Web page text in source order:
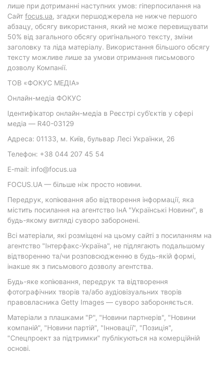
лише при дотриманні наступних умов: гіперпосилання на
Cайт focus.ua, згадки першоджерела не нижче першого
абзацу, обсягу використання, який не може перевищувати
50% від загального обсягу оригінального тексту, зміни
заголовку та ліда матеріалу. Використання більшого обсягу
тексту можливе лише за умови отримання письмового
дозволу Компанії.
ТОВ «ФОКУС МЕДІА»
Онлайн-медіа ФОКУС
Ідентифікатор онлайн-медіа в Реєстрі суб’єктів у сфері
медіа — R40-03129
Адреса: 01133, м. Київ, бульвар Лесі Українки, 26
Телефон: +38 044 207 45 54
E-mail: info@focus.ua
FOCUS.UA — більше ніж просто новини.
Передрук, копіювання або відтворення інформації, яка
містить посилання на агентство ІнА "Українські Новини", в
будь-якому вигляді суворо заборонені.
Всі матеріали, які розміщені на цьому сайті з посиланням на
агентство "Інтерфакс-Україна", не підлягають подальшому
відтворенню та/чи розповсюдженню в будь-якій формі,
інакше як з письмового дозволу агентства.
Будь-яке копіювання, передрук та відтворення
фотографічних творів та/або аудіовізуальних творів
правовласника Getty Images — суворо забороняється.
Матеріали з плашками "Р", "Новини партнерів", "Новини
компаній", "Новини партій", "Інновації", "Позиція",
"Спецпроект за підтримки" публікуються на комерційній
основі.